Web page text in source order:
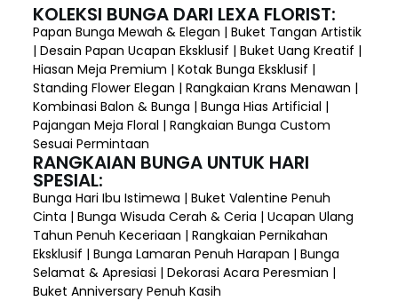
KOLEKSI BUNGA DARI LEXA FLORIST:
Papan Bunga Mewah & Elegan | Buket Tangan Artistik
| Desain Papan Ucapan Eksklusif | Buket Uang Kreatif |
Hiasan Meja Premium | Kotak Bunga Eksklusif |
Standing Flower Elegan | Rangkaian Krans Menawan |
Kombinasi Balon & Bunga | Bunga Hias Artificial |
Pajangan Meja Floral | Rangkaian Bunga Custom
Sesuai Permintaan
RANGKAIAN BUNGA UNTUK HARI
SPESIAL:
Bunga Hari Ibu Istimewa | Buket Valentine Penuh
Cinta | Bunga Wisuda Cerah & Ceria | Ucapan Ulang
Tahun Penuh Keceriaan | Rangkaian Pernikahan
Eksklusif | Bunga Lamaran Penuh Harapan | Bunga
Selamat & Apresiasi | Dekorasi Acara Peresmian |
Buket Anniversary Penuh Kasih